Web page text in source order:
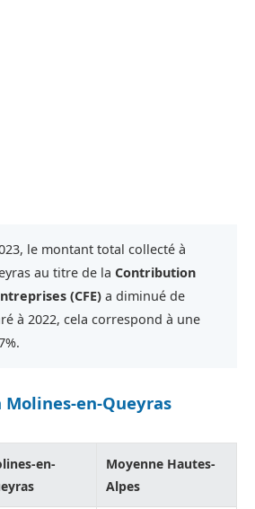
le montant total collecté à
au titre de la Contribution
(CFE) a diminué de
à 2022, cela correspond à une
Molines-en-Queyras
en-
Moyenne Hautes-
Alpes